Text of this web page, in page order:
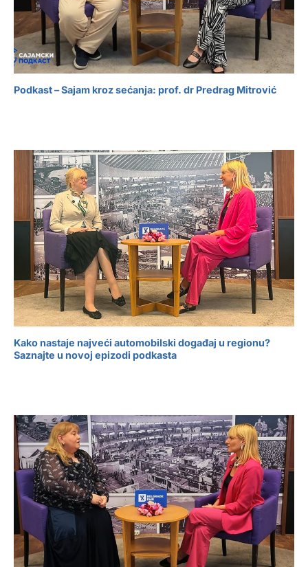
Podkast – Sajam kroz sećanja: prof. dr Predrag Mitrović
Kako nastaje najveći automobilski događaj u regionu?
Saznajte u novoj epizodi podkasta